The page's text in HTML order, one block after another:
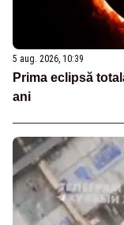
5 aug. 2026, 10:39
Prima eclipsă
ani